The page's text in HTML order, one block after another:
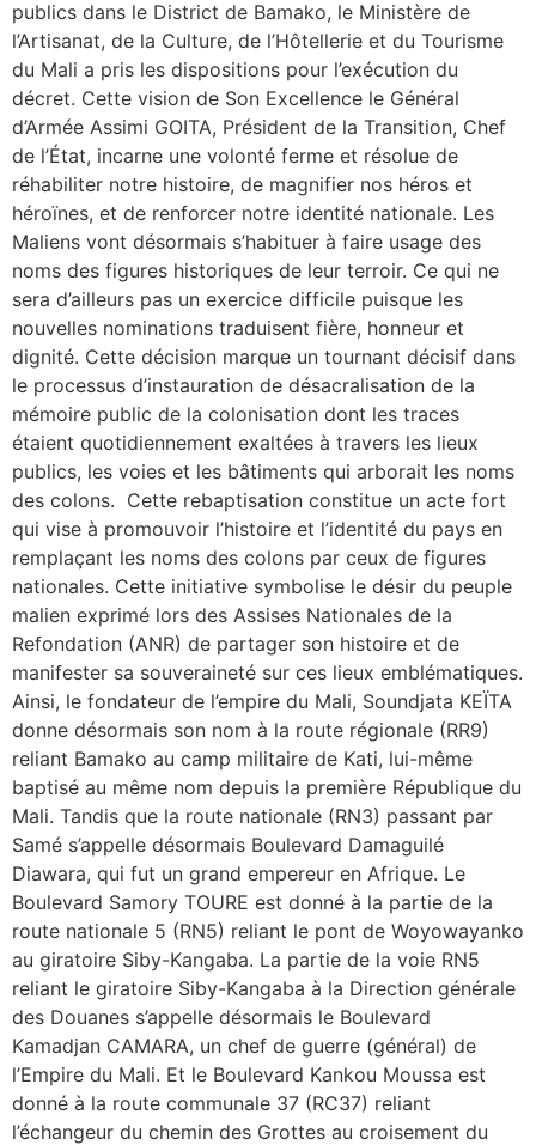
publics dans le District de Bamako, le Ministère de
l’Artisanat, de la Culture, de l’Hôtellerie et du Tourisme
du Mali a pris les dispositions pour l’exécution du
décret. Cette vision de Son Excellence le Général
d’Armée Assimi GOITA, Président de la Transition, Chef
de l’État, incarne une volonté ferme et résolue de
réhabiliter notre histoire, de magnifier nos héros et
héroïnes, et de renforcer notre identité nationale. Les
Maliens vont désormais s’habituer à faire usage des
noms des figures historiques de leur terroir. Ce qui ne
sera d’ailleurs pas un exercice difficile puisque les
nouvelles nominations traduisent fière, honneur et
dignité. Cette décision marque un tournant décisif dans
le processus d’instauration de désacralisation de la
mémoire public de la colonisation dont les traces
étaient quotidiennement exaltées à travers les lieux
publics, les voies et les bâtiments qui arborait les noms
des colons. Cette rebaptisation constitue un acte fort
qui vise à promouvoir l’histoire et l’identité du pays en
remplaçant les noms des colons par ceux de figures
nationales. Cette initiative symbolise le désir du peuple
malien exprimé lors des Assises Nationales de la
Refondation (ANR) de partager son histoire et de
manifester sa souveraineté sur ces lieux emblématiques.
Ainsi, le fondateur de l’empire du Mali, Soundjata KEÏTA
donne désormais son nom à la route régionale (RR9)
reliant Bamako au camp militaire de Kati, lui-même
baptisé au même nom depuis la première République du
Mali. Tandis que la route nationale (RN3) passant par
Samé s’appelle désormais Boulevard Damaguilé
Diawara, qui fut un grand empereur en Afrique. Le
Boulevard Samory TOURE est donné à la partie de la
route nationale 5 (RN5) reliant le pont de Woyowayanko
au giratoire Siby-Kangaba. La partie de la voie RN5
reliant le giratoire Siby-Kangaba à la Direction générale
des Douanes s’appelle désormais le Boulevard
Kamadjan CAMARA, un chef de guerre (général) de
l’Empire du Mali. Et le Boulevard Kankou Moussa est
donné à la route communale 37 (RC37) reliant
l’échangeur du chemin des Grottes au croisement du